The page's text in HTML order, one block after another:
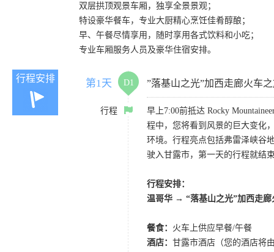
双层拱顶观景车厢，独享全景景观；
特设豪华餐车，专业大厨精心烹饪佳肴醇酿；
早、午餐尽情享用，随时享用各式饮料和小吃；
专业车厢服务人员及豪华住宿安排。
行程安排 第1天 D1 ”落基山之光”加西走廊火车
行程
早上7:00前抵达 Rocky
程中，您将看到风景的巨大变化
环境。行程亮点包括弗雷泽峡谷
驶入甘露市，第一天的行程就结
行程安排：
温哥华 → “落基山之光”加西走
餐食： 火车上供应早餐/午餐
酒店： 甘露市酒店（您的酒店将